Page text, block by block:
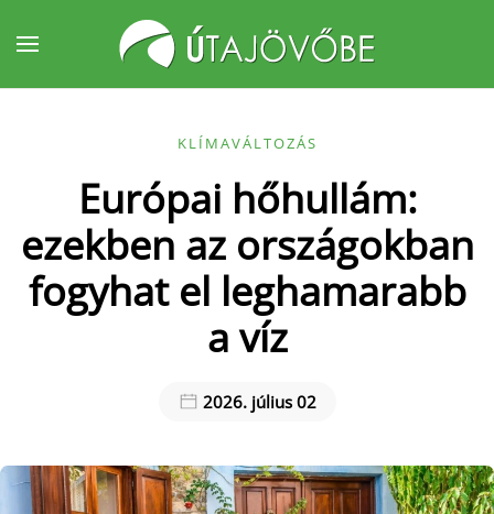
Fő tartalom átugrása
KLÍMAVÁLTOZÁS
Európai hőhullám:
ezekben az országokban
fogyhat el leghamarabb
a víz
2026. július 02